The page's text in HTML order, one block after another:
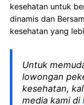
kesehatan untuk
dinamis dan
kesehatan yang
Untuk
lowongan
kesehatan,
media kami di